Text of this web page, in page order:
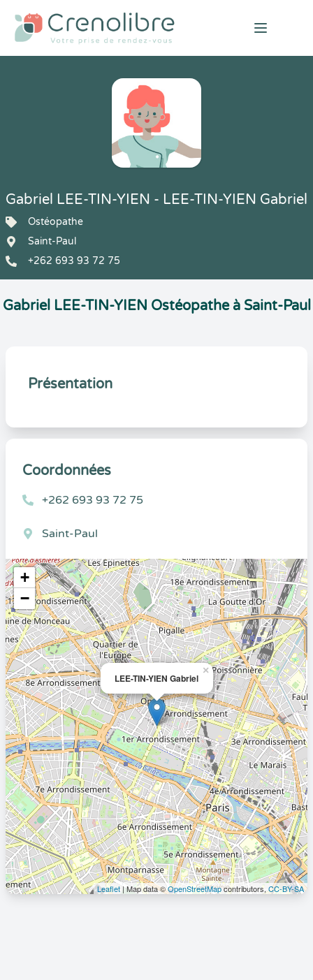
Open
Gabriel LEE-TIN-YIEN - LEE-TIN-YIEN Gabriel
Ostéopathe
Saint-Paul
+262 693 93 72 75
Gabriel LEE-TIN-YIEN Ostéopathe à Saint-Paul
Présentation
Coordonnées
+262 693 93 72 75
Saint-Paul
LEE-TIN-YIEN Gabriel
×
+
−
Leaflet| Map data ©OpenStreetMapcontributors, CC-BY-SA